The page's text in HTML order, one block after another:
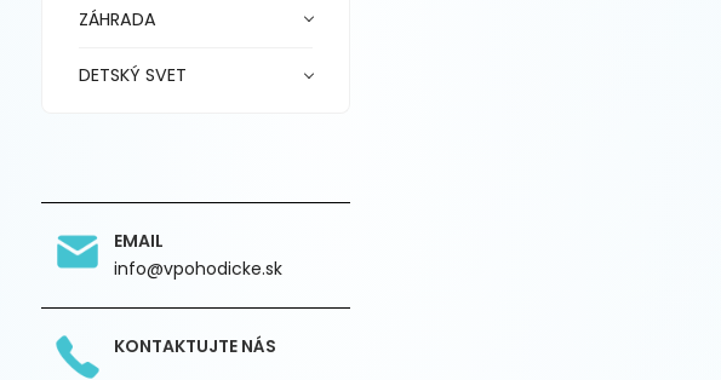
ZÁHRADA
DETSKÝ SVET
EMAIL
info@vpohodicke.sk
KONTAKTUJTE NÁS